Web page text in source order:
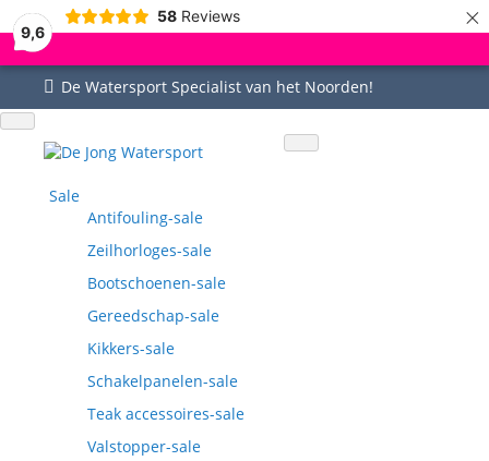
9,6
58 Reviews ×
De Watersport Specialist van het Noorden!
Uitstekende service
Sale
Antifouling-sale
Zeilhorloges-sale
Bootschoenen-sale
Gereedschap-sale
Kikkers-sale
Schakelpanelen-sale
Teak accessoires-sale
Valstopper-sale